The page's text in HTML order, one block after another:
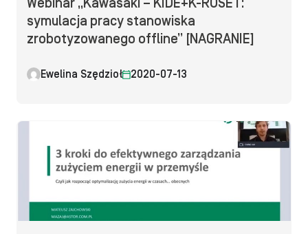
Webinar „Kawasaki – KIDE+K-ROSET:
symulacja pracy stanowiska
zrobotyzowanego offline” [NAGRANIE]
Ewelina Szędzioł 2020-07-13